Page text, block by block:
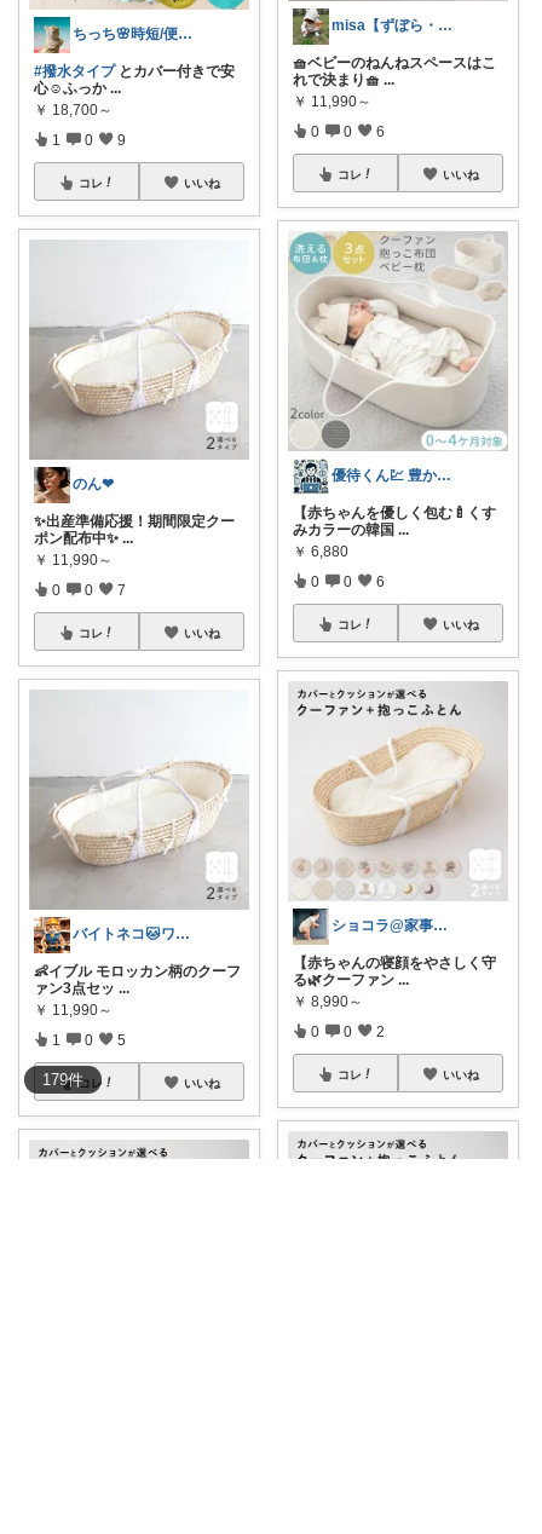
179件
ちっち🌸時短/便利グッズとくすみカラー
#撥水タイプとカバー付きで安
心☺️ふっか ...
￥ 18,700～
1 0 9
コレ いいね
のん❤
✨出産準備応援！期間限定クー
ポン配布中✨ ...
￥ 11,990～
0 0 7
コレ いいね
バイトネコ🐱ワンオペママ喜ぶ便利グッズ
👶イブル モロッカン柄のクーフ
ァン3点セッ ...
￥ 11,990～
1 0 5
コレ いいね
misa【ずぼら・時短生活🙈】
🧺ベビーのねんねスペースはこ
れで決まり🧺 ...
￥ 11,990～
0 0 6
コレ いいね
優待くん💹 豊かな暮らし☘️
【赤ちゃんを優しく包む🍼くす
みカラーの韓国 ...
￥ 6,880
0 0 6
コレ いいね
ショコラ@家事はラクしたい！2歳児ママ
【赤ちゃんの寝顔をやさしく守
る🌿クーファン ...
￥ 8,990～
0 0 2
コレ いいね